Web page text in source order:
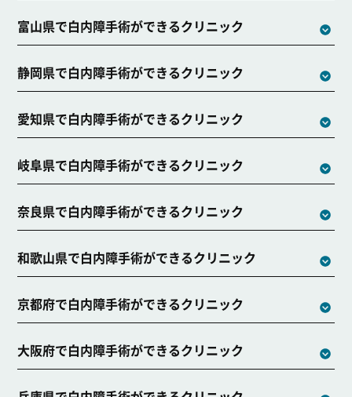
富山県で白内障手術ができるクリニック
静岡県で白内障手術ができるクリニック
愛知県で白内障手術ができるクリニック
岐阜県で白内障手術ができるクリニック
奈良県で白内障手術ができるクリニック
和歌山県で白内障手術ができるクリニック
京都府で白内障手術ができるクリニック
大阪府で白内障手術ができるクリニック